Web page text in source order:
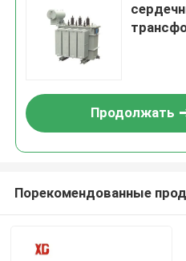
Продолжать
Порекомендованные